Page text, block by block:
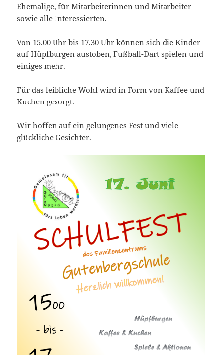
Ehemalige, für Mitarbeiterinnen und Mitarbeiter
sowie alle Interessierten.
Von 15.00 Uhr bis 17.30 Uhr können sich die Kinder
auf Hüpfburgen austoben, Fußball-Dart spielen und
einiges mehr.
Für das leibliche Wohl wird in Form von Kaffee und
Kuchen gesorgt.
Wir hoffen auf ein gelungenes Fest und viele
glückliche Gesichter.